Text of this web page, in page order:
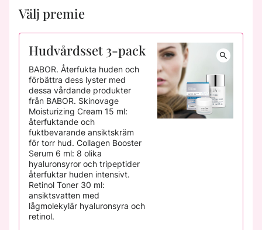
Välj premie
Hudvårdsset 3-pack
BABOR. Återfukta huden och
förbättra dess lyster med
dessa vårdande produkter
från BABOR. Skinovage
Moisturizing Cream 15 ml:
återfuktande och
fuktbevarande ansiktskräm
för torr hud. Collagen Booster
Serum 6 ml: 8 olika
hyaluronsyror och tripeptider
återfuktar huden intensivt.
Retinol Toner 30 ml:
ansiktsvatten med
lågmolekylär hyaluronsyra och
retinol.